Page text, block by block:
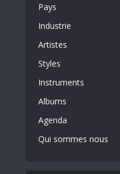
Pays
Industrie
Artistes
Styles
Instruments
Albums
Agenda
Qui sommes nous